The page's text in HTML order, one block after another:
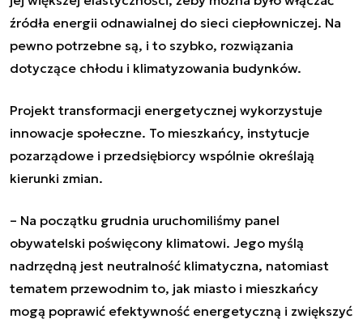
źródła energii odnawialnej do sieci ciepłowniczej. Na
pewno potrzebne są, i to szybko, rozwiązania
dotyczące chłodu i klimatyzowania budynków.
Projekt transformacji energetycznej wykorzystuje
innowacje społeczne. To mieszkańcy, instytucje
pozarządowe i przedsiębiorcy wspólnie określają
kierunki zmian.
– Na początku grudnia uruchomiliśmy panel
obywatelski poświęcony klimatowi. Jego myślą
nadrzędną jest neutralność klimatyczna, natomiast
tematem przewodnim to, jak miasto i mieszkańcy
mogą poprawić efektywność energetyczną i zwiększyć